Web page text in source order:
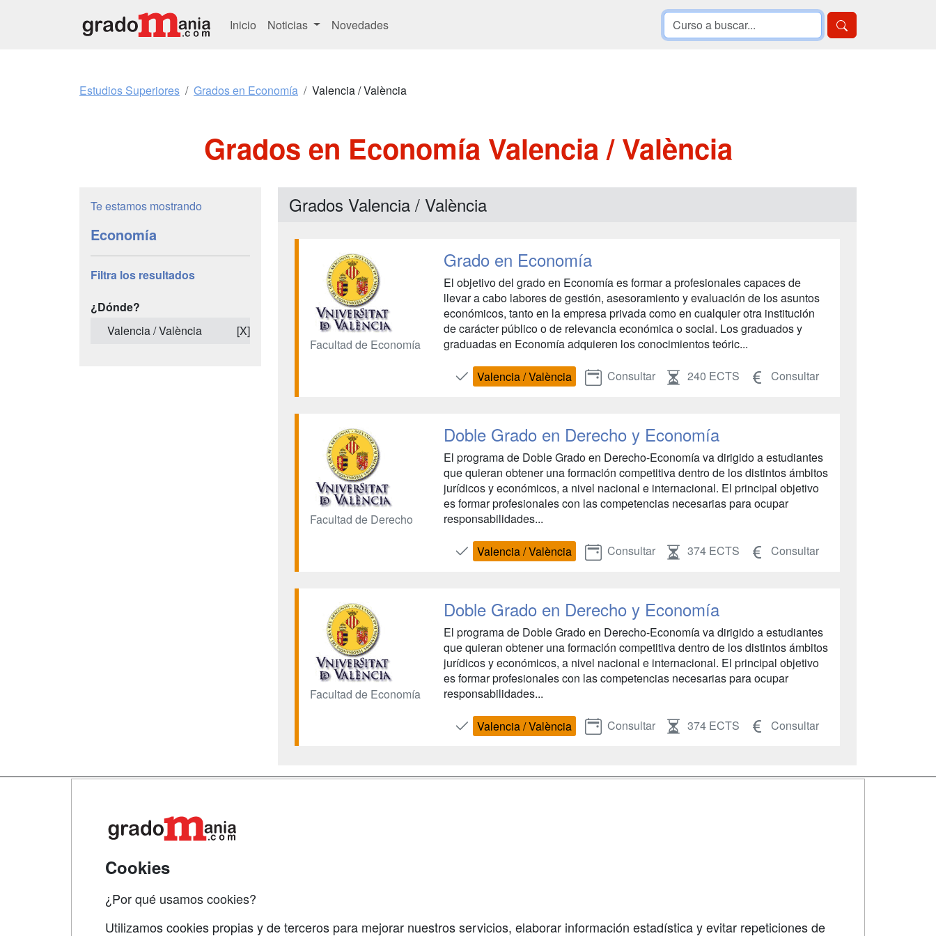
Inicio Noticias Novedades
Estudios Superiores Grados en Economía Valencia / València
Grados en Economía Valencia / València
Te estamos mostrando
Economía
Filtra los resultados
¿Dónde?
Valencia / València
[X]
Grados Valencia / València
Facultad de Economía
Grado en Economía
El objetivo del grado en Economía es formar a profesionales capaces de
llevar a cabo labores de gestión, asesoramiento y evaluación de los asuntos
económicos, tanto en la empresa privada como en cualquier otra institución
de carácter público o de relevancia económica o social. Los graduados y
graduadas en Economía adquieren los conocimientos teóric...
Valencia / València Consultar 240 ECTS Consultar
Facultad de Derecho
Doble Grado en Derecho y Economía
El programa de Doble Grado en Derecho-Economía va dirigido a estudiantes
que quieran obtener una formación competitiva dentro de los distintos ámbitos
jurídicos y económicos, a nivel nacional e internacional. El principal objetivo
es formar profesionales con las competencias necesarias para ocupar
responsabilidades...
Valencia / València Consultar 374 ECTS Consultar
Facultad de Economía
Doble Grado en Derecho y Economía
El programa de Doble Grado en Derecho-Economía va dirigido a estudiantes
que quieran obtener una formación competitiva dentro de los distintos ámbitos
jurídicos y económicos, a nivel nacional e internacional. El principal objetivo
es formar profesionales con las competencias necesarias para ocupar
responsabilidades...
Valencia / València Consultar 374 ECTS Consultar
Cookies
¿Por qué usamos cookies?
Utilizamos cookies propias y de terceros para mejorar nuestros servicios, elaborar información estadística y evitar repeticiones de